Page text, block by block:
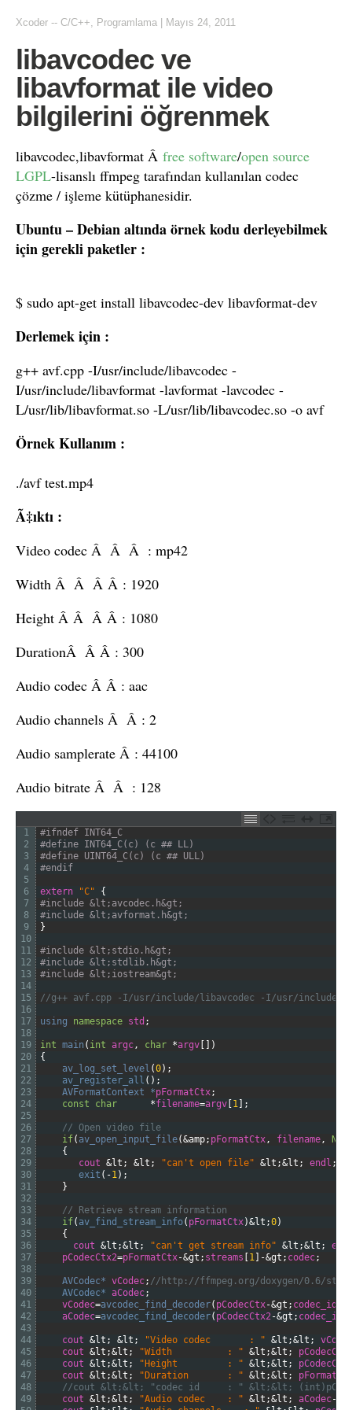
Xcoder -- C/C++, Programlama Mayıs 24, 2011
libavcodec ve
libavformat ile video
bilgilerini öğrenmek
libavcodec,libavformat Â free software/open source
LGPL-lisanslı ffmpeg tarafından kullanılan codec
çözme / işleme kütüphanesidir.
Ubuntu – Debian altında örnek kodu derleyebilmek
için gerekli paketler :
$ sudo apt-get install libavcodec-dev libavformat-dev
Derlemek için :
g++ avf.cpp -I/usr/include/libavcodec -
I/usr/include/libavformat -lavformat -lavcodec -
L/usr/lib/libavformat.so -L/usr/lib/libavcodec.so -o avf
Örnek Kullanım :
./avf test.mp4
Ã‡ıktı :
Video codec Â Â Â : mp42
Width Â Â Â Â : 1920
Height Â Â Â Â : 1080
DurationÂ Â Â : 300
Audio codec Â Â : aac
Audio channels Â Â : 2
Audio samplerate Â : 44100
Audio bitrate Â Â : 128
1
2
3
4
5
6
7
8
9
10
11
12
13
14
15
16
17
18
19
20
21
22
23
24
25
26
27
28
29
30
31
32
33
34
35
36
37
38
39
40
41
42
43
44
45
46
47
48
49
#ifndef INT64_C
#define INT64_C(c) (c ## LL)
#define UINT64_C(c) (c ## ULL)
#endif
extern "C"
{
#include &lt;avcodec.h&gt;
#include &lt;avformat.h&gt;
}
#include &lt;stdio.h&gt;
#include &lt;stdlib.h&gt;
#include &lt;iostream&gt;
//g++ avf.cpp -I/usr/include/libavcodec -I/usr/include/
using namespace std ;
int main ( int argc, char *argv
)
{
av_log_set_level (0) ;
av_register_all ( ) ;
AVFormatContext *pFormatCtx;
const
char *filename=argv 1 ;
// Open video file
if( av_open_input_file(&amp; pFormatCtx, filename,
{
cout &lt; &lt; "can't open file" &lt;&lt; endl ;
exit ( -1) ;
}
// Retrieve stream information
if( av_find_stream_info( pFormatCtx)&lt;0)
{
cout &lt;&lt; "can't get stream info" &lt;&lt;
pCodecCtx2=pFormatCtx-&gt; streams 1 -&gt; codec;
AVCodec* vCodec; //http://ffmpeg.org/doxygen/0.6/
AVCodec*
aCodec;
vCodec=avcodec_find_decoder( pCodecCtx-&gt; codec_id
aCodec=avcodec_find_decoder( pCodecCtx2-&gt; codec_id
cout &lt; &lt; "Video codec       : " &lt;&lt;
cout &lt;&lt; "Width    	  : " &lt;&lt; pCodecCtx
cout &lt;&lt; "Height   	  : " &lt;&lt; pCodecCtx
cout &lt;&lt; "Duration 	  : " &lt;&lt;
//cout &lt;&lt; "codec id	  : "
cout &lt;&lt; "Audio codec	  : " &lt;&lt; aCodec-